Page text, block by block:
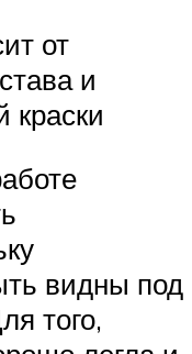
от
и
краски
видны под
того,